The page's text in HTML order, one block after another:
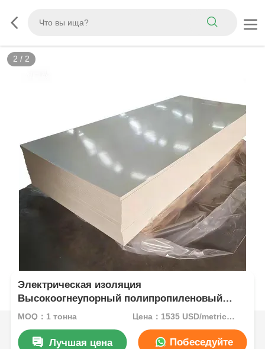
2 / 2
Электрическая изоляция
Высокоогнеупорный полипропиленовый
лист Отличная химическая устойчивость к
Синий синий
MOQ：1 тонна Цена：1535 USD/metric ton (current price)
Лучшая цена Побеседуйте